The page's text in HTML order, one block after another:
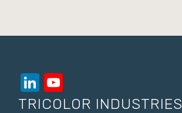
LinkedIn
Channel
TRICOLOR INDUSTRIES